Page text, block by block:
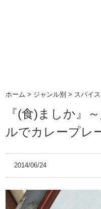
ホーム > ジャンル別 > スパイ
『(食)ましか』
ルでカレープレ
2014/06/24